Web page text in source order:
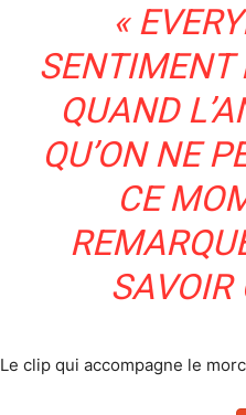
«
SENTIMENT
QUAND
QU’ON NE
CE
SAVOIR
Le clip qui accompagne le